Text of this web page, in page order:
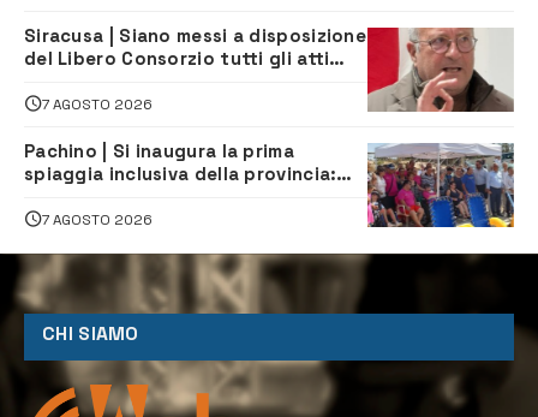
Siracusa | Siano messi a disposizione
del Libero Consorzio tutti gli atti
7 AGOSTO 2026
Pachino | Si inaugura la prima
spiaggia inclusiva della provincia:
tutti
7 AGOSTO 2026
CHI SIAMO